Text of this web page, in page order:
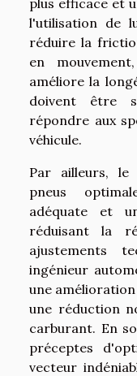
plus efficace et
l'utilisation de
réduire la
en
améliore la
doivent être
répondre aux
véhicule.
Par ailleurs, le
pneus
adéquate et
réduisant la
ajustements
ingénieur
une
une réduction
carburant. En
préceptes
vecteur